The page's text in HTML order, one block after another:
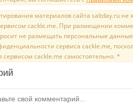
материалов сайта saltday.ru не
cackle.me. При размещении
не размещать персональные
сервиса cackle.me,
сервисом cackle.me самостоятельно. *